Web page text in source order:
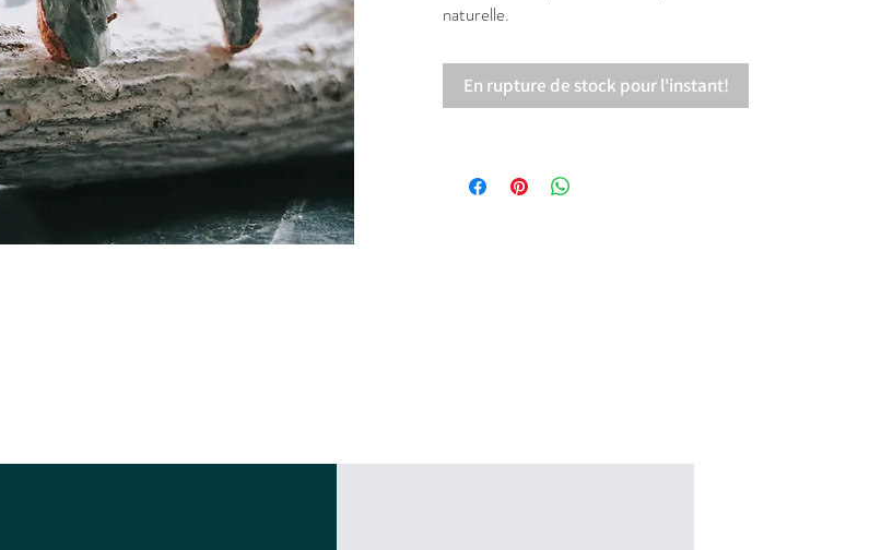
naturelle.
La cyanite est une excellente pierre de
communication et de connaissance de soi.
Elle accompagne également les personnes
En rupture de stock pour l'instant!